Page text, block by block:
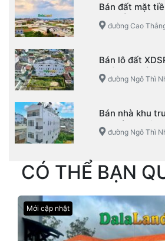
Bán đất mặt
– Phường 7 –
đường Cao
Bán lô đất
Nhậm, Phường
đường Ngô Thì
Bán nhà khu
TP. Đà Lạt view
đường Ngô Thì
CÓ THỂ BẠN
Mới cập nhật